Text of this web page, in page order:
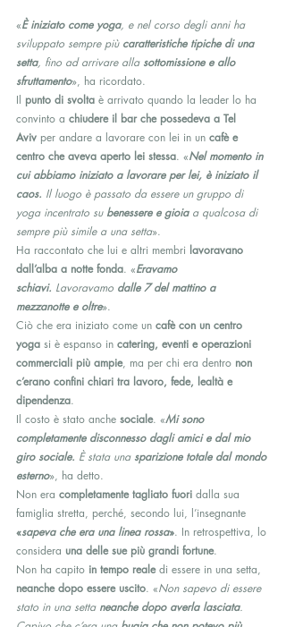
«È iniziato come yoga, e nel corso degli anni ha
sviluppato sempre più caratteristiche tipiche di una
setta, fino ad arrivare alla sottomissione e allo
sfruttamento», ha ricordato.
Il punto di svolta è arrivato quando la leader lo ha
convinto a chiudere il bar che possedeva a Tel
Aviv per andare a lavorare con lei in un cafè e
centro che aveva aperto lei stessa. «Nel momento in
cui abbiamo iniziato a lavorare per lei, è iniziato il
caos. Il luogo è passato da essere un gruppo di
yoga incentrato su benessere e gioia a qualcosa di
sempre più simile a una setta».
Ha raccontato che lui e altri membri lavoravano
dall’alba a notte fonda. «Eravamo
schiavi. Lavoravamo dalle 7 del mattino a
mezzanotte e oltre».
Ciò che era iniziato come un cafè con un centro
yoga si è espanso in catering, eventi e operazioni
commerciali più ampie, ma per chi era dentro non
c’erano confini chiari tra lavoro, fede, lealtà e
dipendenza.
Il costo è stato anche sociale. «Mi sono
completamente disconnesso dagli amici e dal mio
giro sociale. È stata una sparizione totale dal mondo
esterno», ha detto.
Non era completamente tagliato fuori dalla sua
famiglia stretta, perché, secondo lui, l’insegnante
«sapeva che era una linea rossa». In retrospettiva, lo
considera una delle sue più grandi fortune.
Non ha capito in tempo reale di essere in una setta,
neanche dopo essere uscito. «Non sapevo di essere
stato in una setta neanche dopo averla lasciata.